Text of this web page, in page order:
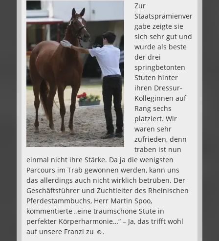
Zur
Staatsprämienver
gabe zeigte sie
sich sehr gut und
wurde als beste
der drei
springbetonten
Stuten hinter
ihren Dressur-
Kolleginnen auf
Rang sechs
platziert. Wir
waren sehr
zufrieden, denn
traben ist nun
einmal nicht ihre Stärke. Da ja die wenigsten
Parcours im Trab gewonnen werden, kann uns
das allerdings auch nicht wirklich betrüben. Der
Geschäftsführer und Zuchtleiter des Rheinischen
Pferdestammbuchs, Herr Martin Spoo,
kommentierte „eine traumschöne Stute in
perfekter Körperharmonie…“ – Ja, das trifft wohl
auf unsere Franzi zu ☺.